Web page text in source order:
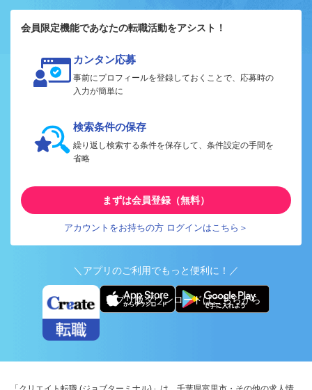
会員限定機能であなたの転職活動をアシスト！
カンタン応募
事前にプロフィールを登録しておくことで、応募時の
入力が簡単に
検索条件の保存
繰り返し検索する条件を保存して、条件設定の手間を
省略
まずは会員登録（無料）
アカウントをお持ちの方 ログインはこちら＞
＼アプリのご利用でもっと便利に！／
アプリ版ダウンロードはこちらから